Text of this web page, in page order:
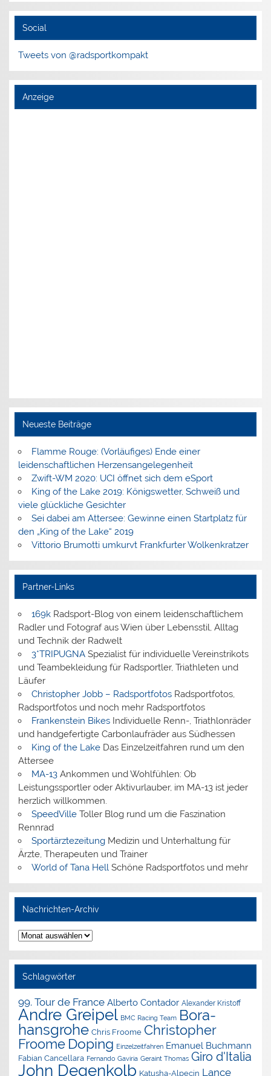
Social
Tweets von @radsportkompakt
Anzeige
Neueste Beiträge
Flamme Rouge: (Vorläufiges) Ende einer
leidenschaftlichen Herzensangelegenheit
Zwift-WM 2020: UCI öffnet sich dem eSport
King of the Lake 2019: Königswetter, Schweiß und
viele glückliche Gesichter
Sei dabei am Attersee: Gewinne einen Startplatz für
den „King of the Lake“ 2019
Vittorio Brumotti umkurvt Frankfurter Wolkenkratzer
Partner-Links
169kRadsport-Blog von einem leidenschaftlichem
Radler und Fotograf aus Wien über Lebensstil, Alltag
und Technik der Radwelt
3*TRIPUGNASpezialist für individuelle Vereinstrikots
und Teambekleidung für Radsportler, Triathleten und
Läufer
Christopher Jobb – RadsportfotosRadsportfotos,
Radsportfotos und noch mehr Radsportfotos
Frankenstein BikesIndividuelle Renn-, Triathlonräder
und handgefertigte Carbonlaufräder aus Südhessen
King of the LakeDas Einzelzeitfahren rund um den
Attersee
MA-13Ankommen und Wohlfühlen: Ob
Leistungssportler oder Aktivurlauber, im MA-13 ist jeder
herzlich willkommen.
SpeedVilleToller Blog rund um die Faszination
Rennrad
SportärztezeitungMedizin und Unterhaltung für
Ärzte, Therapeuten und Trainer
World of Tana HellSchöne Radsportfotos und mehr
Nachrichten-Archiv
Nachrichten-
Archiv
Schlagwörter
99. Tour de France Alberto Contador Alexander Kristoff
Andre Greipel BMC Racing Team Bora-
hansgrohe Chris Froome Christopher
Froome Doping Einzelzeitfahren Emanuel Buchmann
Fabian Cancellara Fernando Gaviria Geraint Thomas Giro d'Italia
John Degenkolb Katusha-Alpecin Lance